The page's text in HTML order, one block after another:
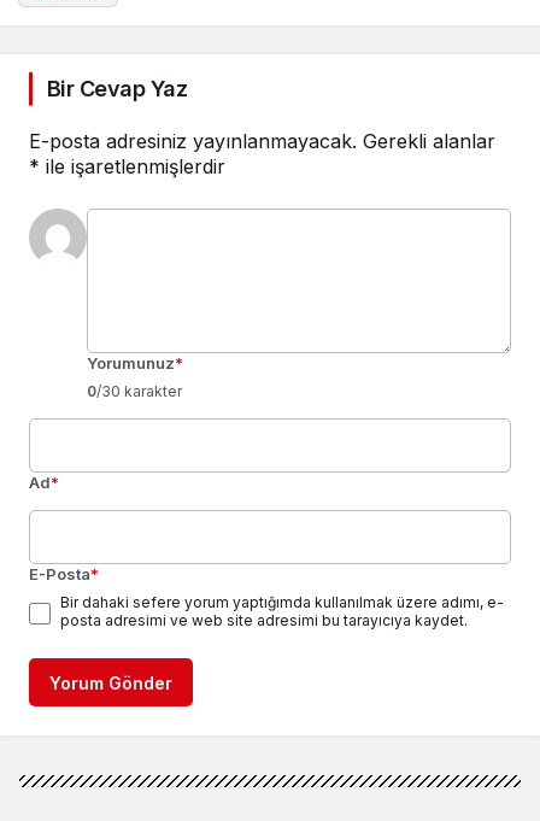
Bir Cevap Yaz
E-posta adresiniz yayınlanmayacak. Gerekli alanlar
* ile işaretlenmişlerdir
Yorumunuz*
0/30 karakter
Ad*
E-Posta*
Bir dahaki sefere yorum yaptığımda kullanılmak üzere adımı, e-
posta adresimi ve web site adresimi bu tarayıcıya kaydet.
Yorum Gönder